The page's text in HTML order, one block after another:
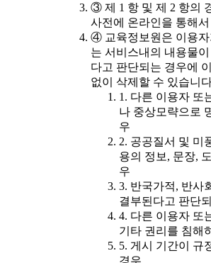
③ 제 1 항 및 제 2 항의
사전에 온라인을 통해
④ 교육정보원은 이용
는 서비스내의 내용물
다고 판단되는 경우에
없이 삭제할 수 있습니
1. 다른 이용자 또
나 중상모략으로
우
2. 공공질서 및 미
용의 정보, 문장,
우
3. 반국가적, 반사
결부된다고 판단
4. 다른 이용자 또
기타 권리를 침해
5. 게시 기간이 규
경우